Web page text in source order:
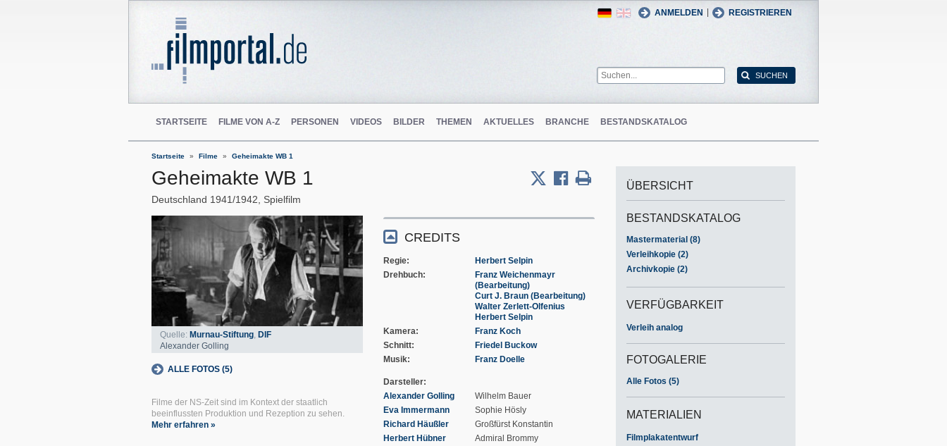
ANMELDEN REGISTRIEREN
English
German
STARTSEITE FILME VON A-Z PERSONEN VIDEOS BILDER THEMEN AKTUELLES BRANCHE BESTANDSKATALOG
Startseite Filme Geheimakte WB 1
Geheimakte WB 1
Deutschland 1941/1942 Spielfilm
Quelle: Murnau-Stiftung DIF
Alexander Golling
ALLE FOTOS (5)
Filme der NS-Zeit sind im Kontext der staatlich
beeinflussten Produktion und Rezeption zu sehen.
Mehr erfahren »
CREDITS
Regie
Herbert Selpin
Drehbuch
Franz Weichenmayr
(Bearbeitung)
Curt J. Braun (Bearbeitung)
Walter Zerlett-Olfenius
Herbert Selpin
Kamera
Franz Koch
Schnitt
Friedel Buckow
Musik
Franz Doelle
Darsteller
Alexander Golling
Wilhelm Bauer
Eva Immermann
Sophie Hösly
Richard Häußler
Großfürst Konstantin
Herbert Hübner
Admiral Brommy
ÜBERSICHT
BESTANDSKATALOG
Mastermaterial (8)
Verleihkopie (2)
Archivkopie (2)
VERFÜGBARKEIT
Verleih analog
FOTOGALERIE
Alle Fotos (5)
MATERIALIEN
Filmplakatentwurf